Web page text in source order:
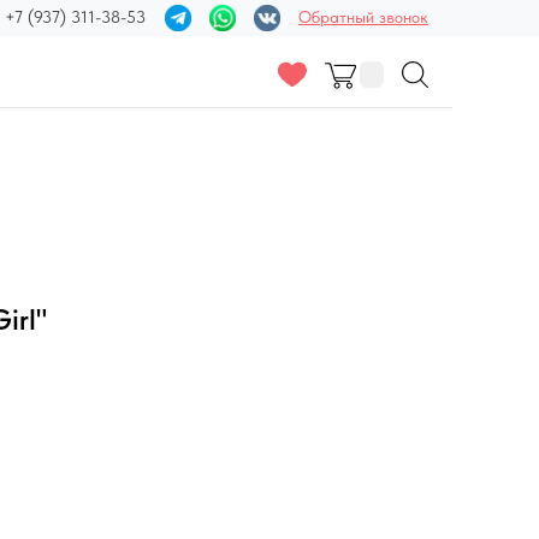
Обратный звонок
+7 (937) 311-38-53